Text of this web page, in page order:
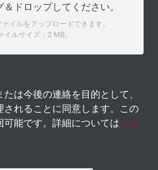
ドロップしてください。
イルをアップロードできます。
イルサイズ：2 MB。
は今後の連絡を目的として、
されることに同意します。この
可能です。詳細についてはこち